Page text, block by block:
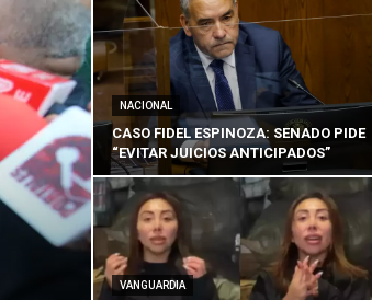
NACIONAL
CASO FIDEL ESPINOZA: SENADO PIDE
“EVITAR JUICIOS ANTICIPADOS”
VANGUARDIA